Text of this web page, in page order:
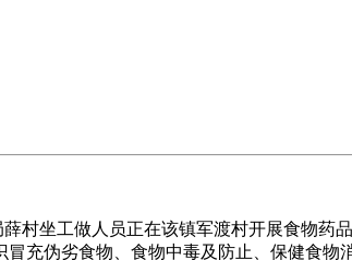
坐工做人员正在该镇军渡村开展食物药
充伪劣食物、食物中毒及防止、保健食